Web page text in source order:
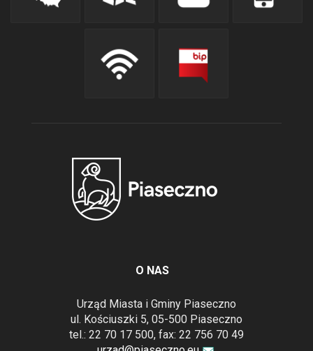
O NAS
Urząd Miasta i Gminy Piaseczno
ul. Kościuszki 5, 05-500 Piaseczno
tel.: 22 70 17 500, fax: 22 756 70 49